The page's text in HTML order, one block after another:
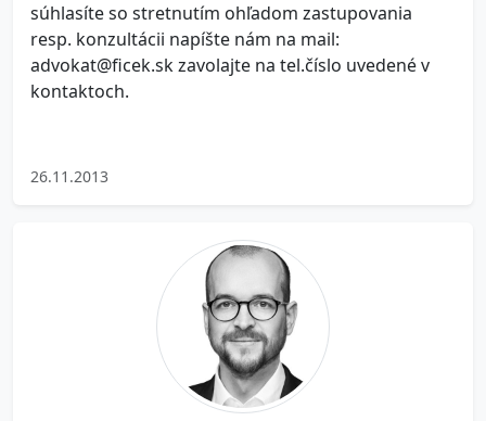
súhlasíte so stretnutím ohľadom zastupovania
resp. konzultácii napíšte nám na mail:
advokat@ficek.sk zavolajte na tel.číslo uvedené v
kontaktoch.
26.11.2013